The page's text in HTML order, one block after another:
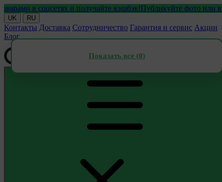
в соцсетях и получайте кэшбэк!Публикуйте фото или видео
UK RU
Контакты Доставка Сотрудничество Гарантия и сервис Акции
Блог
Показать все (0)